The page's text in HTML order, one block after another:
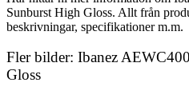
Sunburst High Gloss. Allt från
beskrivningar, specifikationer m.m.
Fler bilder: Ibanez
Gloss